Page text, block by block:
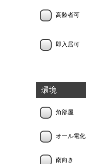
高齢者可
即入居可
環境
角部屋
オール電化
南向き